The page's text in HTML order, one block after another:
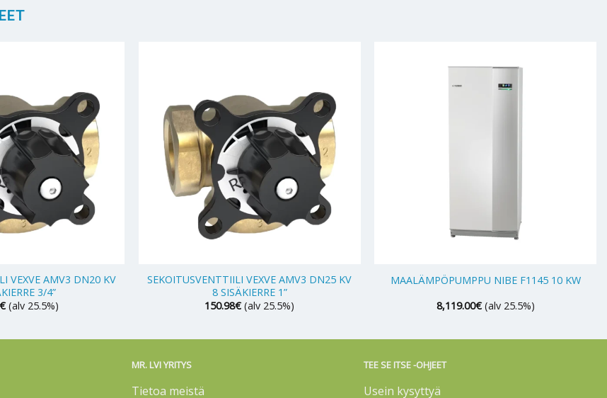
VEXVE AMV3 DN20 KV
3/4”
(alv 25.5%)
SEKOITUSVENTTIILI VEXVE AMV3 DN25 KV
8 SISÄKIERRE 1”
150.98€ (alv 25.5%)
MAALÄMPÖPUMPPU NIBE F1145 10 KW
8,119.00€ (alv 25.5%)
MR. LVI YRITYS
Tietoa meistä
TEE SE ITSE -OHJEET
Usein kysyttyä